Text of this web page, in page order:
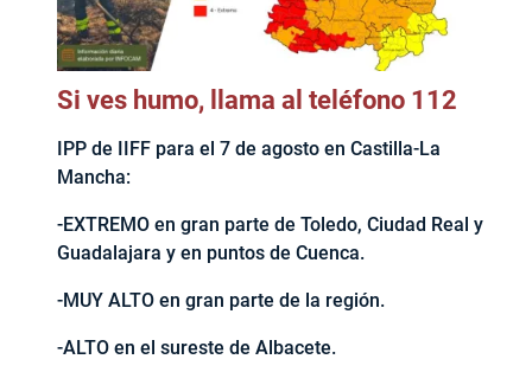
Si ves humo, llama al teléfono 112
IPP de IIFF para el 7 de agosto en Castilla-La
Mancha:
-EXTREMO en gran parte de Toledo, Ciudad Real y
Guadalajara y en puntos de Cuenca.
-MUY ALTO en gran parte de la región.
-ALTO en el sureste de Albacete.